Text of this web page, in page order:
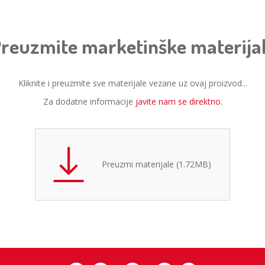
marketinške
Kliknite i preuzmite sve materijale vezane uz ovaj proizvod...
Za dodatne informacije javite nam se direktno.
Preuzmi materijale (1.72MB)